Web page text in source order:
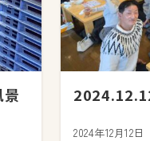
2024年12月12日